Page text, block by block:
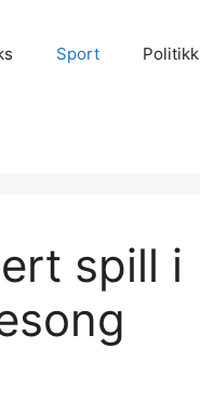
Sport Politikk
spill i